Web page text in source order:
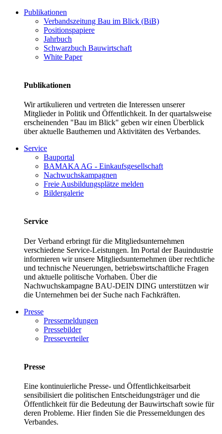
Publikationen
Verbandszeitung Bau im Blick (BiB)
Positionspapiere
Jahrbuch
Schwarzbuch Bauwirtschaft
White Paper
Publikationen
Wir artikulieren und vertreten die Interessen unserer
Mitglieder in Politik und Öffentlichkeit. In der quartalsweise
erscheinenden "Bau im Blick" geben wir einen Überblick
über aktuelle Bauthemen und Aktivitäten des Verbandes.
Service
Bauportal
BAMAKA AG - Einkaufsgesellschaft
Nachwuchskampagnen
Freie Ausbildungsplätze melden
Bildergalerie
Service
Der Verband erbringt für die Mitgliedsunternehmen
verschiedene Service-Leistungen. Im Portal der Bauindustrie
informieren wir unsere Mitgliedsunternehmen über rechtliche
und technische Neuerungen, betriebswirtschaftliche Fragen
und aktuelle politische Vorhaben. Über die
Nachwuchskampagne BAU-DEIN DING unterstützen wir
die Unternehmen bei der Suche nach Fachkräften.
Presse
Pressemeldungen
Pressebilder
Presseverteiler
Presse
Eine kontinuierliche Presse- und Öffentlichkeitsarbeit
sensibilisiert die politischen Entscheidungsträger und die
Öffentlichkeit für die Bedeutung der Bauwirtschaft sowie für
deren Probleme. Hier finden Sie die Pressemeldungen des
Verbandes.